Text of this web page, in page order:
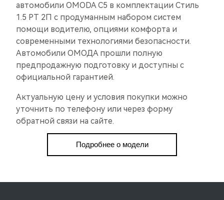
автомобили OMODA C5 в комплектации Стиль
1.5 РТ 2П с продуманным набором систем
помощи водителю, опциями комфорта и
современными технологиями безопасности.
Автомобили ОМОДА прошли полную
предпродажную подготовку и доступны с
официальной гарантией.
Актуальную цену и условия покупки можно
уточнить по телефону или через форму
обратной связи на сайте.
Подробнее о модели